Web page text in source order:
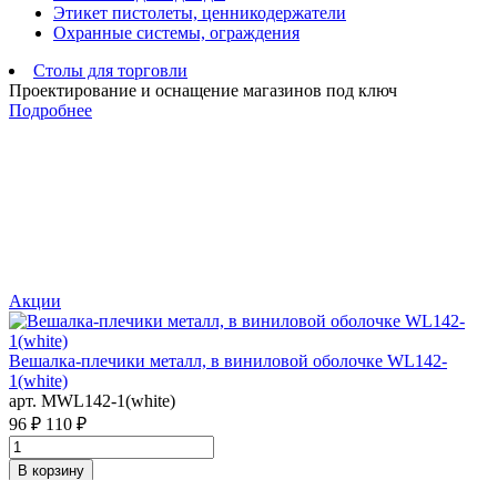
Этикет пистолеты, ценникодержатели
Охранные системы, ограждения
Столы для торговли
Проектирование и оснащение магазинов под ключ
Подробнее
Акции
Вешалка-плечики металл, в виниловой оболочке WL142-
1(white)
арт. MWL142-1(white)
96 ₽ 110 ₽
В корзину